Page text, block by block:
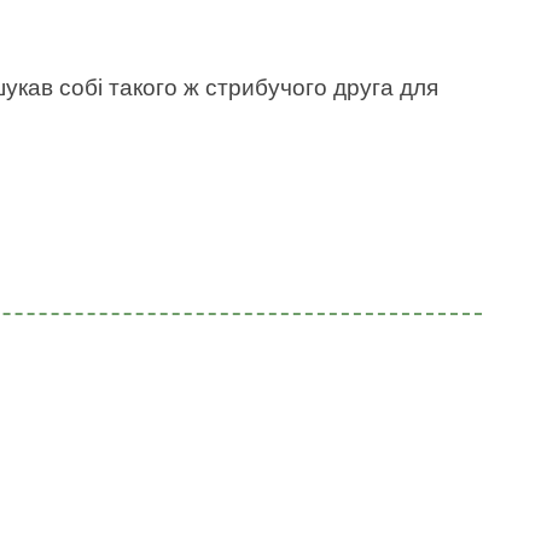
собі такого ж стрибучого друга для